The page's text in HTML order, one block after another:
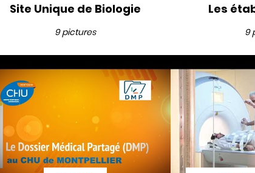
Site Unique de Biologie
9 pictures
Les
9